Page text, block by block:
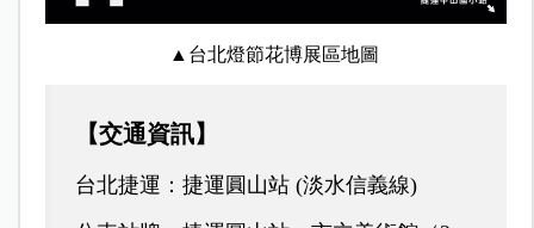
▲台北燈節花博展區地圖
【交通資訊】
台北捷運：捷運圓山站 (淡水信義線)